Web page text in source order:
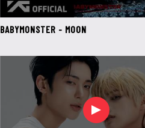
BABYMONSTER - MOON